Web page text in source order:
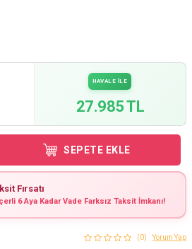
HAVALE İLE
27.985 TL
SEPETE EKLE
Fırsatı
6 Aya Kadar Vade Farksız Taksit İmkanı!
(0) Yorum Yap